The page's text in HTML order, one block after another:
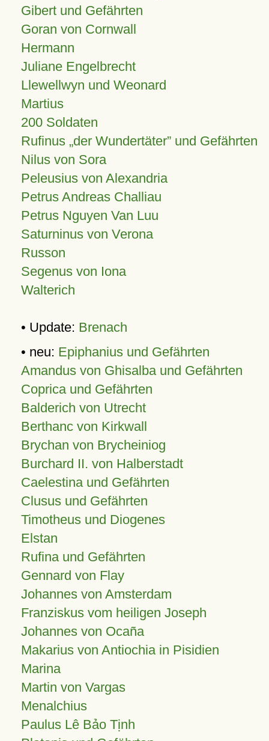
Gibert und Gefährten
Goran von Cornwall
Hermann
Juliane Engelbrecht
Llewellwyn und Weonard
Martius
200 Soldaten
Rufinus „der Wundertäter” und Gefährten
Nilus von Sora
Peleusius von Alexandria
Petrus Andreas Challiau
Petrus Nguyen Van Luu
Saturninus von Verona
Russon
Segenus von Iona
Walterich
• Update: Brenach
• neu: Epiphanius und Gefährten
Amandus von Ghisalba und Gefährten
Coprica und Gefährten
Balderich von Utrecht
Berthanc von Kirkwall
Brychan von Brycheiniog
Burchard II. von Halberstadt
Caelestina und Gefährten
Clusus und Gefährten
Timotheus und Diogenes
Elstan
Rufina und Gefährten
Gennard von Flay
Johannes von Amsterdam
Franziskus vom heiligen Joseph
Johannes von Ocaña
Makarius von Antiochia in Pisidien
Marina
Martin von Vargas
Menalchius
Paulus Lê Bảo Tịnh